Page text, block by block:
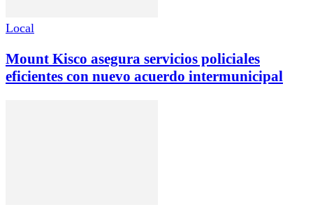
Local
Mount Kisco asegura servicios policiales
eficientes con nuevo acuerdo intermunicipal